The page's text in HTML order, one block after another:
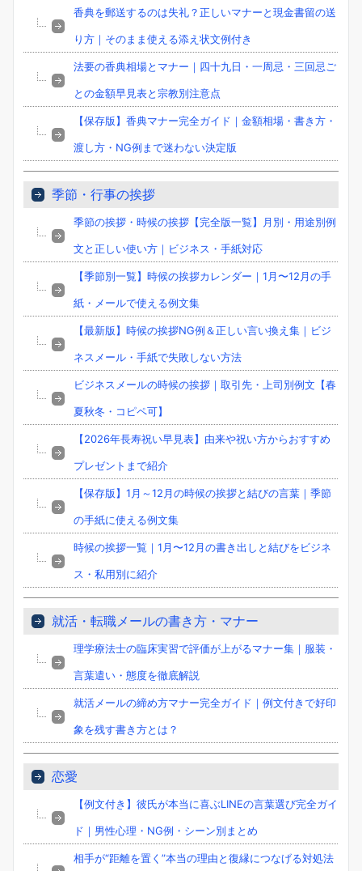
香典を郵送するのは失礼？正しいマナーと現金書留の送
り方｜そのまま使える添え状文例付き
法要の香典相場とマナー｜四十九日・一周忌・三回忌ご
との金額早見表と宗教別注意点
【保存版】香典マナー完全ガイド｜金額相場・書き方・
渡し方・NG例まで迷わない決定版
季節・行事の挨拶
季節の挨拶・時候の挨拶【完全版一覧】月別・用途別例
文と正しい使い方｜ビジネス・手紙対応
【季節別一覧】時候の挨拶カレンダー｜1月〜12月の手
紙・メールで使える例文集
【最新版】時候の挨拶NG例＆正しい言い換え集｜ビジ
ネスメール・手紙で失敗しない方法
ビジネスメールの時候の挨拶｜取引先・上司別例文【春
夏秋冬・コピペ可】
【2026年長寿祝い早見表】由来や祝い方からおすすめ
プレゼントまで紹介
【保存版】1月～12月の時候の挨拶と結びの言葉｜季節
の手紙に使える例文集
時候の挨拶一覧｜1月〜12月の書き出しと結びをビジネ
ス・私用別に紹介
就活・転職メールの書き方・マナー
理学療法士の臨床実習で評価が上がるマナー集｜服装・
言葉遣い・態度を徹底解説
就活メールの締め方マナー完全ガイド｜例文付きで好印
象を残す書き方とは？
恋愛
【例文付き】彼氏が本当に喜ぶLINEの言葉選び完全ガイ
ド｜男性心理・NG例・シーン別まとめ
相手が“距離を置く”本当の理由と復縁につなげる対処法